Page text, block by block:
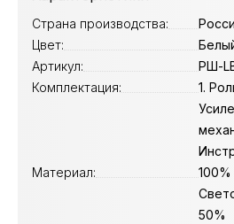
Страна производства:
Цвет:
Артикул:
РШ-
Комплектация:
1.
Материал:
100%
50%